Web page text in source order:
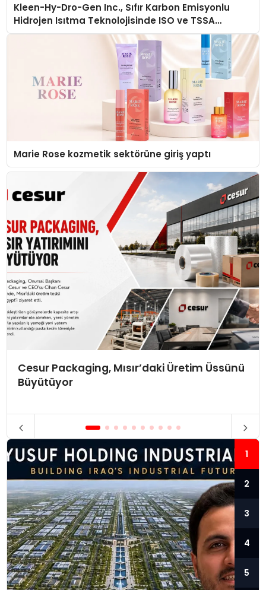
Kleen-Hy-Dro-Gen Inc., Sıfır Karbon Emisyonlu
Hidrojen Isıtma Teknolojisinde ISO ve TSSA
Düzenleyici Onaylarını Aldı
Marie Rose kozmetik sektörüne giriş yaptı
Cesur Packaging, Mısır’daki Üretim Üssünü
Büyütüyor
1
2
3
4
5